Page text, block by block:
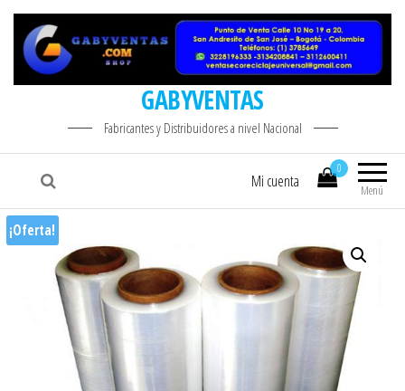
GABYVENTAS
Fabricantes y Distribuidores a nivel Nacional
Menú
0
Mi cuenta
¡Oferta!